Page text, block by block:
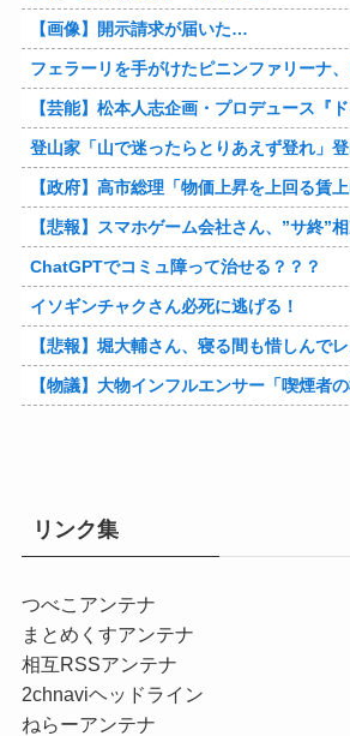
【画像】開示請求が届いた…
フェラーリを手がけたピニンファリーナ、日本の鉄道初デザイン。南海電鉄が
【芸能】松本人志企画・プロデュース『ドキュメンタル』、
登山家「山で迷ったらとりあえず登れ」登山家「沢を見つけて下山しろ
【政府】高市総理「物価上昇を上回る賃上げを日本に定着させる」 国家公務員
【悲報】スマホゲーム会社さん、”サ終”相次ぎ
ChatGPTでコミュ障って治せる？？？
イソギンチャクさん必死に逃げる！
【悲報】堀大輔さん、寝る間も惜しんでレスバ祭りｗｗｗｗｗｗｗｗｗｗ
【物議】大物インフルエンサー「喫煙者の権利がマジで侵害されて
リンク集
つべこアンテナ
まとめくすアンテナ
相互RSSアンテナ
2chnaviヘッドライン
ねらーアンテナ